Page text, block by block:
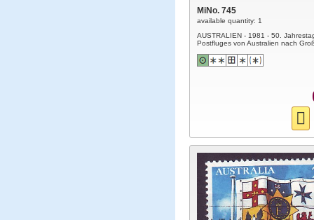
MiNo. 745
available quantity: 1
AUSTRALIEN - 1981 - 50.
Postfluges von Australien nach